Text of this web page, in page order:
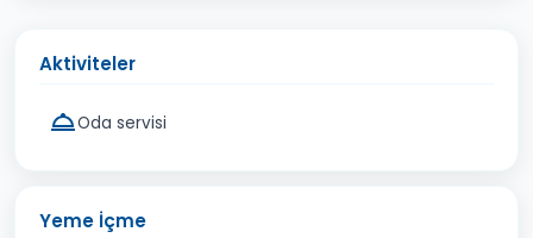
Aktiviteler
Oda servisi
Yeme İçme